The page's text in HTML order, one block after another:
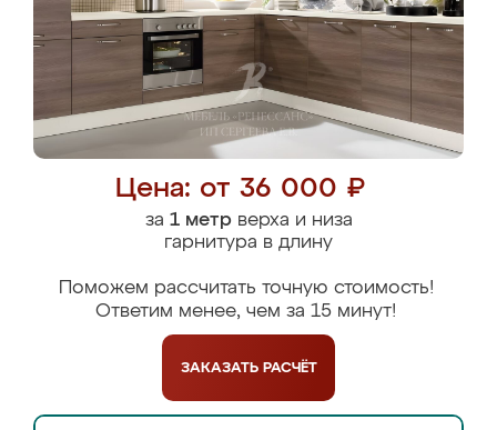
Цена: от 36 000 ₽
за 1 метрверха и низа
гарнитура в длину
Поможем рассчитать точную стоимость!
Ответим менее, чем за 15 минут!
ЗАКАЗАТЬ РАСЧЁТ